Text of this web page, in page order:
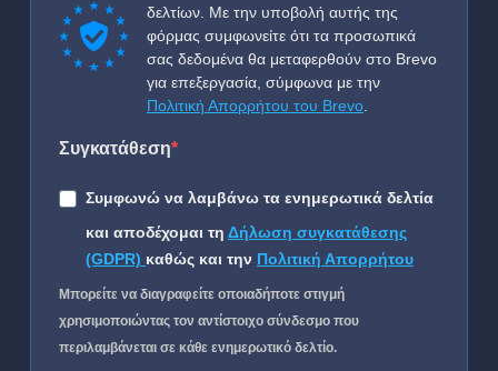
δελτίων. Με την υποβολή αυτής της
φόρμας συμφωνείτε ότι τα προσωπικά
σας δεδομένα θα μεταφερθούν στο Brevo
για επεξεργασία, σύμφωνα με την
Πολιτική Απορρήτου του Brevo
Συγκατάθεση
Συμφωνώ να λαμβάνω τα ενημερωτικά δελτία
και αποδέχομαι τη Δήλωση συγκατάθεσης
(GDPR) καθώς και την Πολιτική Απορρήτου
Μπορείτε να διαγραφείτε οποιαδήποτε στιγμή
χρησιμοποιώντας τον αντίστοιχο σύνδεσμο που
περιλαμβάνεται σε κάθε ενημερωτικό δελτίο.